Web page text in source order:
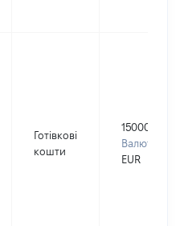
Готівкові
кошти
15000
Валюта:
EUR